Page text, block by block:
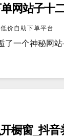
网站子十
价自助下单平台
了一个神秘网
橱窗_抖